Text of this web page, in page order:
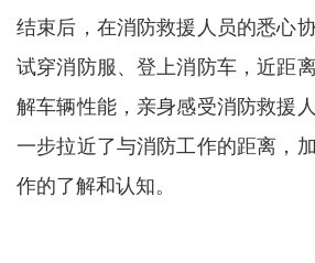
结束后，在消防救援人员的悉心
试穿消防服、登上消防车，近距
解车辆性能，亲身感受消防救援
一步拉近了与消防工作的距离，
作的了解和认知。